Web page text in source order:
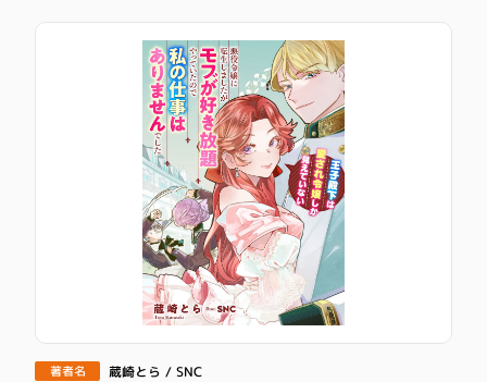
著者名 蔵崎とら / SNC